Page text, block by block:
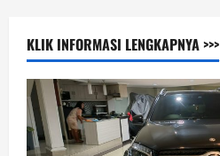
Jakarta
KLIK INFORMASI LENGKAPNYA >>>